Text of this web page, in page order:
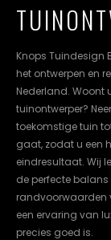
NL EN DE
Knops Tuindesign
het ontwerpen en
Nederland. Woont
tuinontwerper?
toekomstige tuin
gaat, zodat u een
eindresultaat. Wij
de perfecte
randvoorwaarden
een ervaring van
precies goed is.
cookievoorkeuren
instellen.
COOKIE-
INSTELLINGEN
ALLES
AFWIJZEN
ALLE
COOKIES
ACCEPTEREN